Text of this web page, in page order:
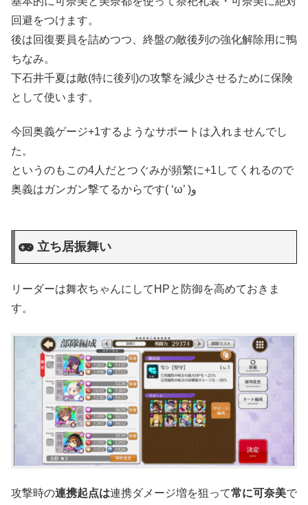
回避をつけます。
後は回復要員を詰めつつ、終盤の敵後列の強化解除用に鴨
ちなみ。
下石井千夏は敵(特に後列)の攻撃を減少させるために保険
として使います。
今回奥義ゲージ+1するようなサポートは入れませんでし
た。
というのもこの4人だとつぐみが頻繁に+1してくれるので
奥義はガンガン撃てるからです( ‘ω’ )و
立ち居振舞い
リーダーは舞衣ちゃんにしてHPと防御を高めておきま
す。
攻撃時の連携起点は連携ダメージ増を狙って常に可奈美で